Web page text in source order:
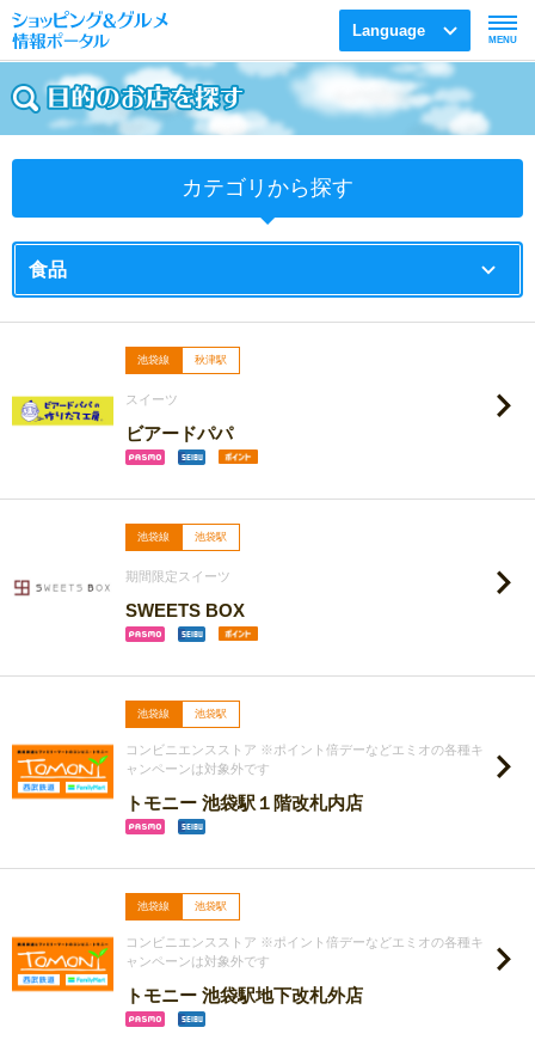
Language
MENU
カテゴリから探す
池袋線 秋津駅
スイーツ
ビアードパパ
池袋線 池袋駅
期間限定スイーツ
SWEETS BOX
池袋線 池袋駅
コンビニエンスストア ※ポイント倍デーなどエミオの各種キ
ャンペーンは対象外です
トモニー 池袋駅１階改札内店
池袋線 池袋駅
コンビニエンスストア ※ポイント倍デーなどエミオの各種キ
ャンペーンは対象外です
トモニー 池袋駅地下改札外店